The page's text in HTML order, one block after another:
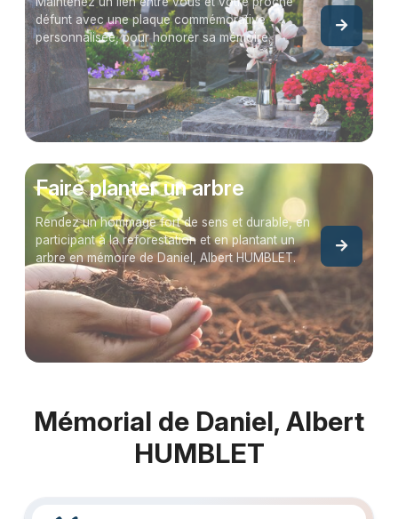
défunt avec une plaque commémorative
personnalisée, pour honorer sa mémoire.
Faire planter un arbre
Rendez un hommage fort de sens et durable, en
participant à la reforestation et en plantant un
arbre en mémoire de Daniel, Albert HUMBLET.
Mémorial de Daniel, Albert
HUMBLET